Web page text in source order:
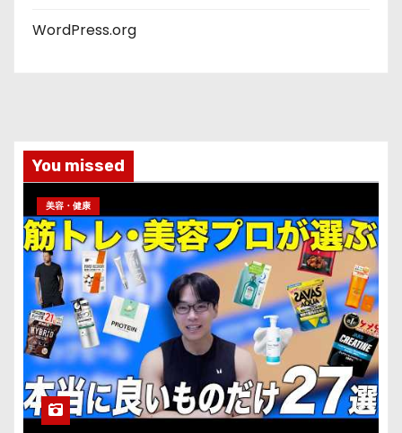
WordPress.org
You missed
美容・健康